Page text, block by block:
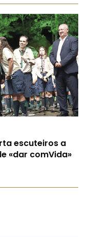
escuteiros a
«dar comVida»